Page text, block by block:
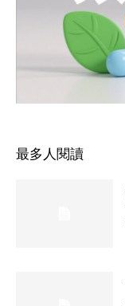
最多人閱讀